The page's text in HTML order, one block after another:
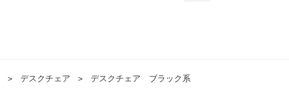
＞ デスクチェア ＞ デスクチェア ブラック系